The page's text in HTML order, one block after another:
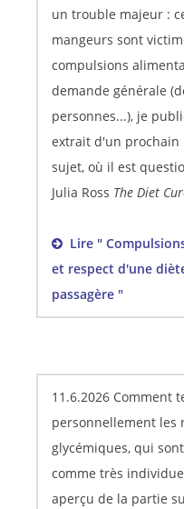
un trouble majeur :
mangeurs sont
compulsions
demande générale
personnes...), je
extrait d'un prochain
sujet, où il est
Julia Ross The Diet
Lire "
et respect d'une
passagère "
11.6.2026 Comment
personnellement les
glycémiques, qui
comme très
aperçu de la partie